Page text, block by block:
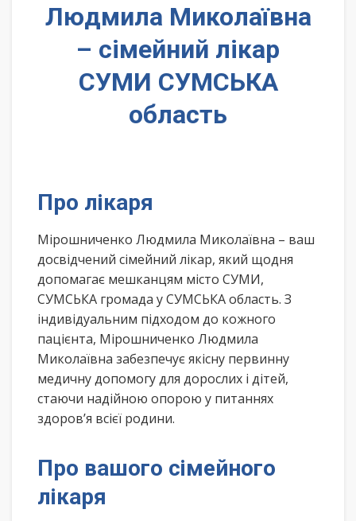
Людмила Миколаївна
– сімейний лікар
СУМИ СУМСЬКА
область
Про лікаря
Мірошниченко Людмила Миколаївна – ваш
досвідчений сімейний лікар, який щодня
допомагає мешканцям місто СУМИ,
СУМСЬКА громада у СУМСЬКА область. З
індивідуальним підходом до кожного
пацієнта, Мірошниченко Людмила
Миколаївна забезпечує якісну первинну
медичну допомогу для дорослих і дітей,
стаючи надійною опорою у питаннях
здоров’я всієї родини.
Про вашого сімейного
лікаря